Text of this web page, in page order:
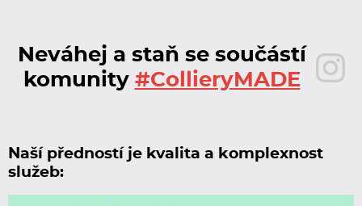
Neváhej a staň se součástí
komunity #CollieryMADE
Naší předností je kvalita a komplexnost
služeb: